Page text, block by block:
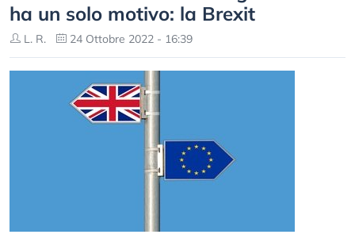
ha un solo motivo: la Brexit
L. R. 24 Ottobre 2022 - 16:39